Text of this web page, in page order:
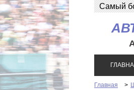
Самый
Главная >